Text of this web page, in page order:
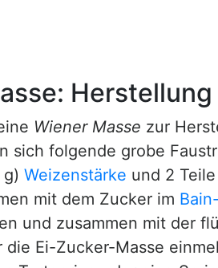
Herstellung
Wiener Masse zur
sich folgende grobe
Weizenstärke und 2
mit dem Zucker im
und zusammen mit der
Ei-Zucker-Masse